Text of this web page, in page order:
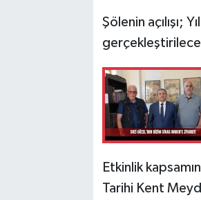
Şölenin açılışı;
Etkinlik
Tarihi Kent